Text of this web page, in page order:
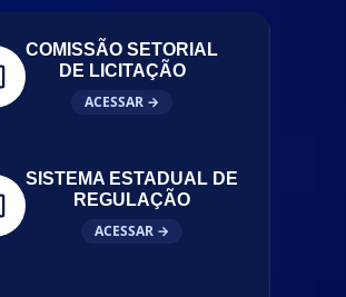
COMISSÃO SETORIAL
DE LICITAÇÃO
ACESSAR →
SISTEMA ESTADUAL DE
REGULAÇÃO
ACESSAR →